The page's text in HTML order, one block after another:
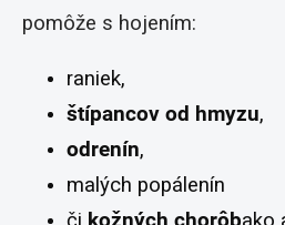
pomôže s hojením:
raniek,
štípancov od hmyzu,
odrenín,
malých popálenín